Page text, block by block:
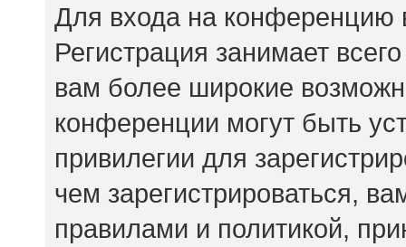
Для входа на конференцию
Регистрация занимает
вам более широкие
конференции могут быть
привилегии для
чем зарегистрироваться,
правилами и политикой,